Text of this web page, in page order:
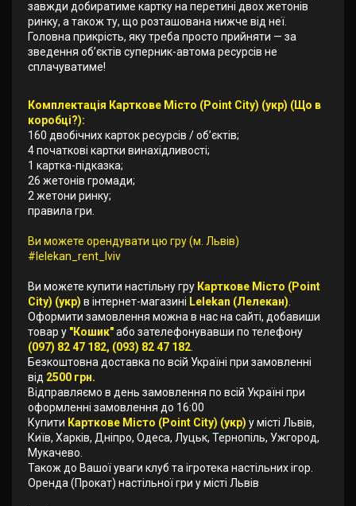
завжди добиратиме картку на перетині двох жетонів
ринку, а також ту, що розташована нижче від неї.
Головна прикрість, яку треба просто прийняти — за
зведення об’єктів суперник-автома ресурсів не
сплачуватиме!
Комплектація Карткове Місто (Point City) (укр) (Що в
коробці?):
160 двобічних карток ресурсів / об’єктів;
4 початкові картки винахідливості;
1 картка-підказка;
26 жетонів громади;
2 жетони ринку;
правила гри.
Ви можете орендувати цю гру (м. Львів)
#lelekan_rent_lviv
Ви можете купити настільну гру Карткове Місто (Point
City) (укр) в інтернет-магазині Lelekan (Лелекан)
Оформити замовлення можна в нас на сайті, добавиши
товар у "Кошик"або зателефонувавши по телефону
(097) 82 47 182, (093) 82 47 182
Безкоштовна доставка по всій Україні при замовленні
від 2500 грн.
Відправляємо в день замовлення по всій Україні при
оформленні замовлення до 16:00
Купити Карткове Місто (Point City) (укр) у місті Львів,
Київ, Харків, Дніпро, Одеса, Луцьк, Тернопіль, Ужгород,
Мукачево.
Також до Вашої уваги клуб та ігротека настільних ігор.
Оренда (Прокат) настільної гри у місті Львів